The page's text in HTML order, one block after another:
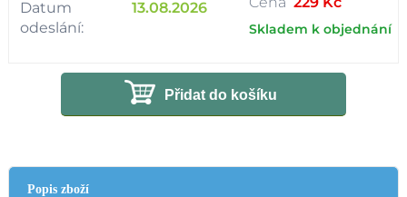
Datum
odeslání:
13.08.2026
Skladem k objednání
Přidat do košíku
Popis zboží